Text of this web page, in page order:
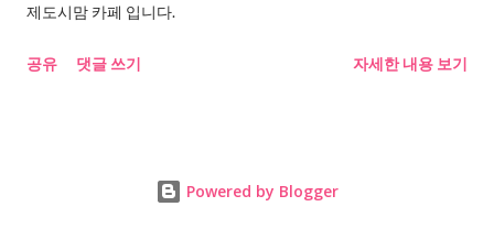
제도시맘 카페 입니다.
공유 댓글 쓰기 자세한 내용 보기
Powered by Blogger